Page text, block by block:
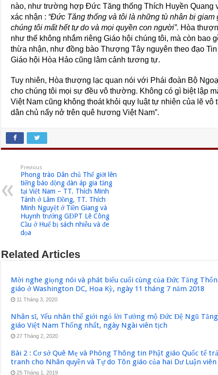
nào, như trường hợp Đức Tăng thống Thích Huyền Quang
xác nhận : “Đức Tăng thống và tôi là những tù nhân bị
chúng tôi mất hết tự do và mọi quyền con người”. Hòa
như thế không nhắm riêng Giáo hội chúng tôi, mà còn bao
thừa nhận, như đồng bào Thượng Tây nguyên theo đạo
Giáo hội Hòa Hảo cũng lâm cảnh tương tự.
Tuy nhiên, Hòa thượng lạc quan nói với Phái đoàn Bộ
cho chúng tôi mọi sự đều vô thường. Không có gì biệt lập
Việt Nam cũng không thoát khỏi quy luật tự nhiên của lẽ
dân chủ nẩy nở trên quê hương Việt Nam”.
Previous
Phong trào Dân chủ Thế giới lên
tiếng báo động đàn áp gia tăng
tại Việt Nam – TT. Thích Minh
Tánh ở Lâm Đồng, TT. Thích
Minh Nguyệt ở Tiền Giang và
Huynh trưởng GĐPT Lê Công
Cầu ở Huế bị sách nhiễu và đe
dọa
Related Articles
Mời nghe giọng nói và phát biểu cuối cùng của Đức Tăng
giáo ở Washington DC, Hoa Kỳ, ngày 11 tháng 7 năm 2018
11 Tháng 3, 2020
Nhân sĩ, Yếu nhân thế giới ngỏ lời Tưởng mộ Đức Đệ Ngũ
giáo Việt Nam Thống nhất, ngày Ngài viên tịch
27 Tháng 2, 2020
Bài 2 : Cơ sở Quê Mẹ và Phòng Thông tin Phật giáo Quốc tế
tranh cho Nhân quyền và Tự do Tôn giáo của hai Dư Luận viên
25 Tháng 1, 2019